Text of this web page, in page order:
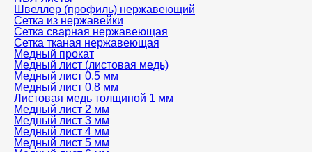
Швеллер (профиль) нержавеющий
Сетка из нержавейки
Сетка сварная нержавеющая
Сетка тканая нержавеющая
Медный прокат
Медный лист (листовая медь)
Медный лист 0.5 мм
Медный лист 0,8 мм
Листовая медь толщиной 1 мм
Медный лист 2 мм
Медный лист 3 мм
Медный лист 4 мм
Медный лист 5 мм